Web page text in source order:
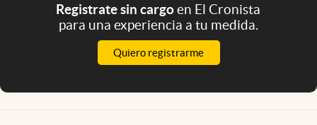
Registrate sin cargoen El Cronista
para una experiencia a tu medida.
Quiero registrarme